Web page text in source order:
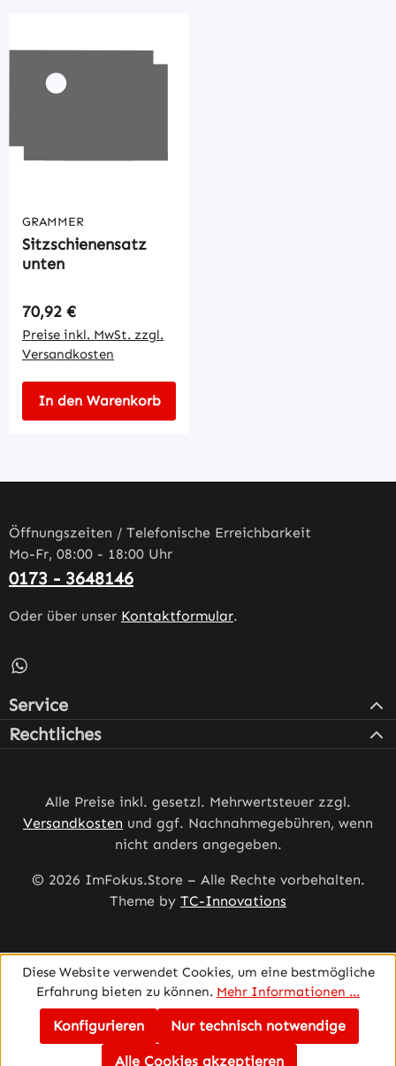
GRAMMER
Sitzschienensatz
unten
Regulärer Preis:
70,92 €
Preise inkl. MwSt. zzgl.
Versandkosten
In den Warenkorb
Öffnungszeiten / Telefonische Erreichbarkeit
Mo-Fr, 08:00 - 18:00 Uhr
0173 - 3648146
Oder über unser Kontaktformular.
Schreib uns auf WhatsApp – öffnet in neuem Tab
Service
Rechtliches
Alle Preise inkl. gesetzl. Mehrwertsteuer zzgl.
Versandkosten und ggf. Nachnahmegebühren, wenn
nicht anders angegeben.
© 2026 ImFokus.Store – Alle Rechte vorbehalten.
Theme by TC-Innovations
Diese Website verwendet Cookies, um eine bestmögliche
Erfahrung bieten zu können. Mehr Informationen ...
Nur technisch notwendige
Konfigurieren
Alle Cookies akzeptieren